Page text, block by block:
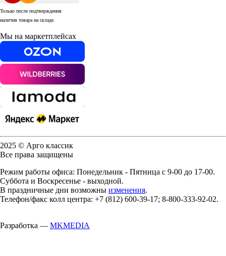
Только после подтверждения
наличия товара на складе.
Мы на маркетплейсах
2025 © Арго классик
Все права защищены
Режим работы офиса: Понедельник - Пятница с 9-00 до 17-00.
Суббота и Воскресенье - выходной.
В праздничные дни возможны изменения.
Телефон/факс колл центра: +7 (812) 600-39-17; 8-800-333-92-02.
Разработка — MKMEDIA